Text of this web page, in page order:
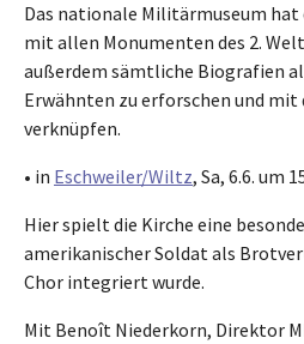
Das nationale Militärmuseum
mit allen Monumenten des 2.
außerdem sämtliche Biografien
Erwähnten zu erforschen und mit
verknüpfen.
• in Eschweiler/Wiltz, Sa, 6.6. um
Hier spielt die Kirche eine
amerikanischer Soldat als
Chor integriert wurde.
Mit Benoît Niederkorn, Direktor